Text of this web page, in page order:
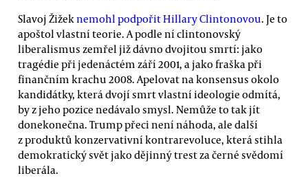
Slavoj Žižeknemohl podpořit Hillary Clintonovou. Je to
apoštol vlastní teorie. A podle ní clintonovský
liberalismus zemřel již dávno dvojitou smrtí: jako
tragédie při jedenáctém září 2001, a jako fraška při
finančním krachu 2008. Apelovat na konsensus okolo
kandidátky, která dvojí smrt vlastní ideologie odmítá,
by z jeho pozice nedávalo smysl. Nemůže to tak jít
donekonečna. Trump přeci není náhoda, ale další
z produktů konzervativní kontrarevoluce, která stihla
demokratický svět jako dějinný trest za černé svědomí
liberála.